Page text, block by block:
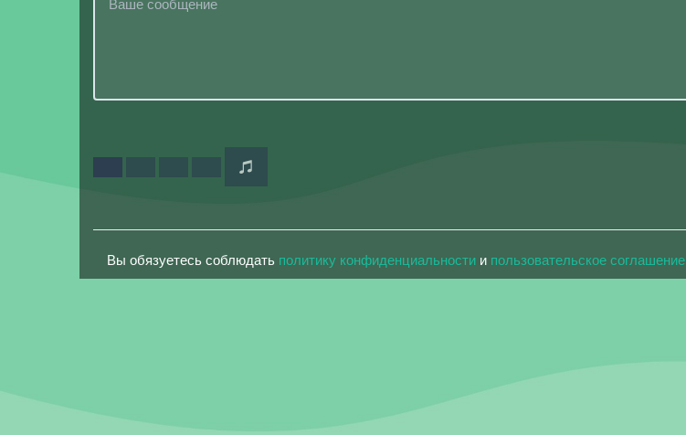
Вы обязуетесь соблюдать политику конфиденциальности и пользовательское соглашение